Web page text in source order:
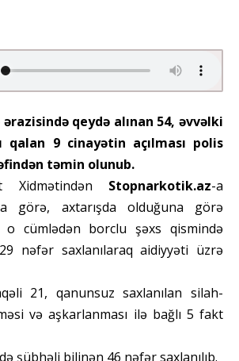
qeydə alınan 54, əvvəlki
qalan 9 cinayətin açılması polis
təmin olunub.
Xidmətindən Stopnarkotik.az-a
görə, axtarışda olduğuna görə
o cümlədən borclu şəxs qismində
nəfər saxlanılaraq aidiyyəti üzrə
21, qanunsuz saxlanılan silah-
və aşkarlanması ilə bağlı 5 fakt
şübhəli bilinən 46 nəfər saxlanılıb.